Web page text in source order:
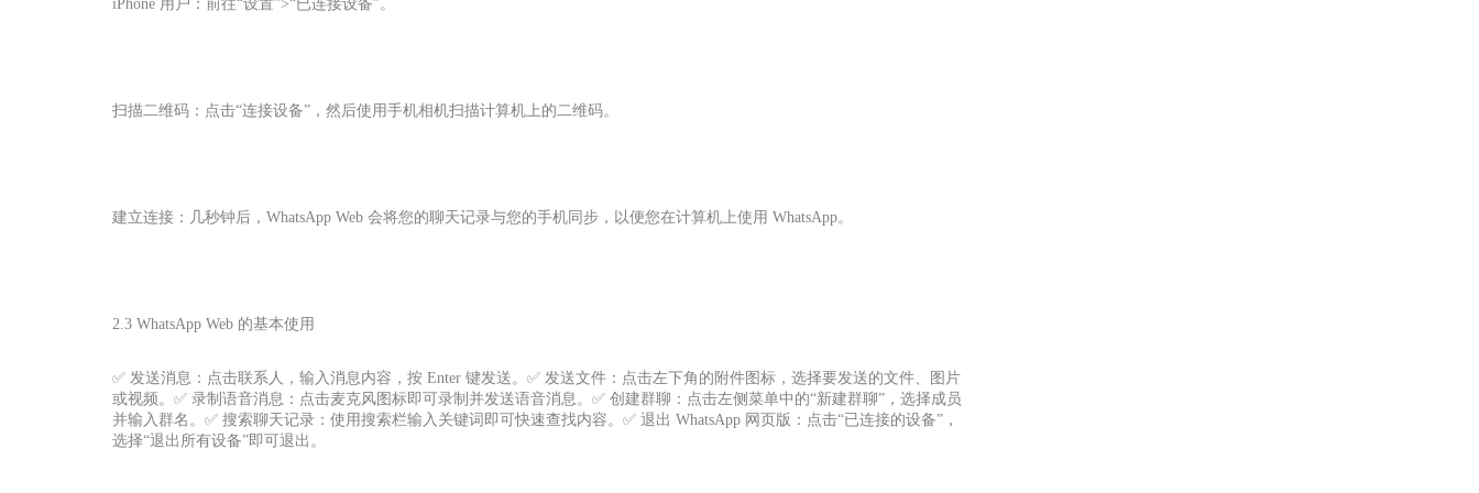
iPhone 用户：前往“设置”>“已连接设备”。
扫描二维码：点击“连接设备”，然后使用手机相机扫描计算机上的二维码。
建立连接：几秒钟后，WhatsApp Web 会将您的聊天记录与您的手机同步，以便您在计算机上使用 WhatsApp。
2.3 WhatsApp Web 的基本使用
✅ 发送消息：点击联系人，输入消息内容，按 Enter 键发送。✅ 发送文件：点击左下角的附件图标，选择要发送的文件、图片
或视频。✅ 录制语音消息：点击麦克风图标即可录制并发送语音消息。✅ 创建群聊：点击左侧菜单中的“新建群聊”，选择成员
并输入群名。✅ 搜索聊天记录：使用搜索栏输入关键词即可快速查找内容。✅ 退出 WhatsApp 网页版：点击“已连接的设备”，
选择“退出所有设备”即可退出。